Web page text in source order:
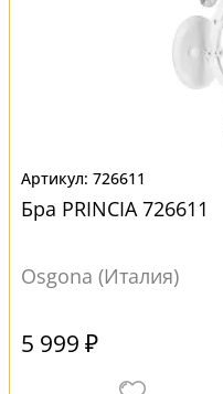
726611
Бра PRINCIA 726611
Osgona (Италия)
5 999 ₽